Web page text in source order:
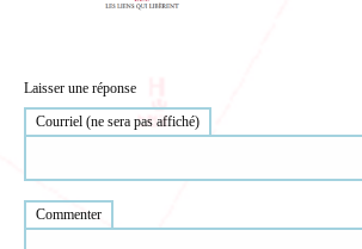
Laisser une réponse
Courriel (ne sera pas affiché)
Commenter